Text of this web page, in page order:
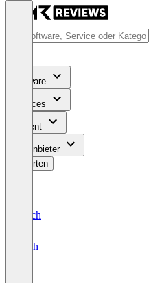
Software
Services
Content
Für Anbieter
Bewerten
Deutsch
English